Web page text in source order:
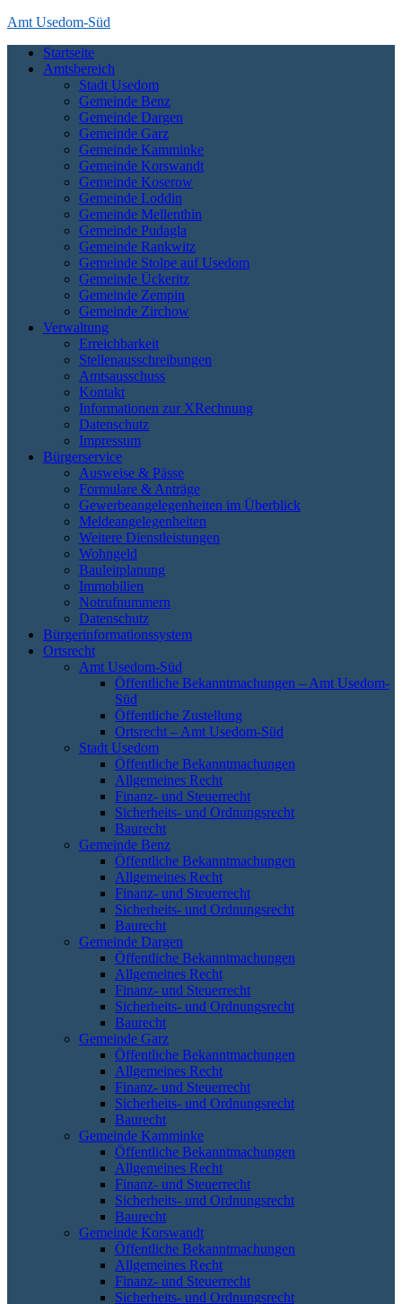
Skip
content
Amt Usedom-Süd
Das Amt Usedom-Süd ist die Verwaltung für einen großen Bereich
auf der Insel Usedom. Es erstreckt sich vom Seebad Zempin im
Nordwesten bis an die polnische Grenze bei Garz und Kamminke im
Osten und die Zecheriner Brücke im Süden der Insel.
Startseite
Amtsbereich
Stadt Usedom
Gemeinde Benz
Gemeinde Dargen
Gemeinde Garz
Gemeinde Kamminke
Gemeinde Korswandt
Gemeinde Koserow
Gemeinde Loddin
Gemeinde Mellenthin
Gemeinde Pudagla
Gemeinde Rankwitz
Gemeinde Stolpe auf Usedom
Gemeinde Ückeritz
Gemeinde Zempin
Gemeinde Zirchow
Verwaltung
Erreichbarkeit
Stellenausschreibungen
Amtsausschuss
Kontakt
Informationen zur XRechnung
Datenschutz
Impressum
Bürgerservice
Ausweise & Pässe
Formulare & Anträge
Gewerbeangelegenheiten im Überblick
Meldeangelegenheiten
Weitere Dienstleistungen
Wohngeld
Bauleitplanung
Immobilien
Notrufnummern
Datenschutz
Bürgerinformationssystem
Ortsrecht
Amt Usedom-Süd
Öffentliche Bekanntmachungen – Amt Usedom-
Süd
Öffentliche Zustellung
Ortsrecht – Amt Usedom-Süd
Stadt Usedom
Öffentliche Bekanntmachungen
Allgemeines Recht
Finanz- und Steuerrecht
Sicherheits- und Ordnungsrecht
Baurecht
Gemeinde Benz
Öffentliche Bekanntmachungen
Allgemeines Recht
Finanz- und Steuerrecht
Sicherheits- und Ordnungsrecht
Baurecht
Gemeinde Dargen
Öffentliche Bekanntmachungen
Allgemeines Recht
Finanz- und Steuerrecht
Sicherheits- und Ordnungsrecht
Baurecht
Gemeinde Garz
Öffentliche Bekanntmachungen
Allgemeines Recht
Finanz- und Steuerrecht
Sicherheits- und Ordnungsrecht
Baurecht
Gemeinde Kamminke
Öffentliche Bekanntmachungen
Allgemeines Recht
Finanz- und Steuerrecht
Sicherheits- und Ordnungsrecht
Baurecht
Gemeinde Korswandt
Öffentliche Bekanntmachungen
Allgemeines Recht
Finanz- und Steuerrecht
Sicherheits- und Ordnungsrecht